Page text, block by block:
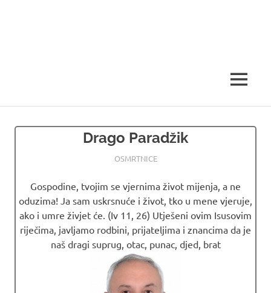
MENU
Drago Paradžik
30.06.2026
OSMRTNICE LJUBUSKI
OSMRTNICE
Gospodine, tvojim se vjernima život mijenja, a ne
oduzima! Ja sam uskrsnuće i život, tko u mene vjeruje,
ako i umre živjet će. (Iv 11, 26) Utješeni ovim Isusovim
riječima, javljamo rodbini, prijateljima i znancima da je
naš dragi suprug, otac, punac, djed, brat